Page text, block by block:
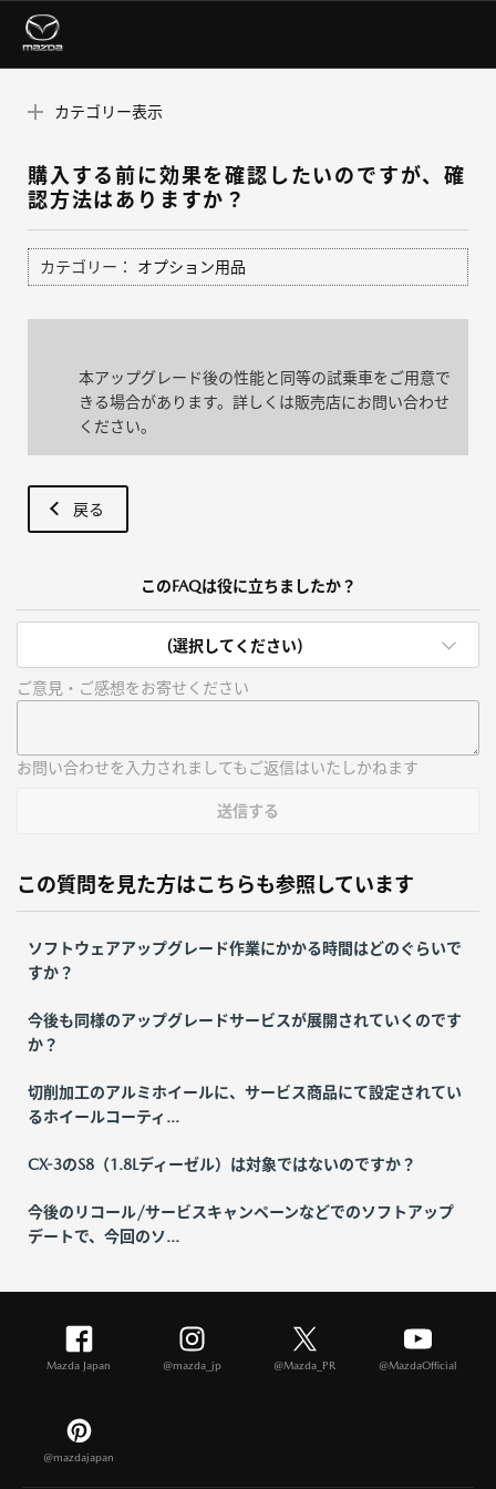
カテゴリー表示
購入する前に効果を確認したいのですが、確
認方法はありますか？
カテゴリー： オプション用品
本アップグレード後の性能と同等の試乗車をご用意で
きる場合があります。詳しくは販売店にお問い合わせ
ください。
戻る
このFAQは役に立ちましたか？
(選択してください)
ご意見・ご感想をお寄せください
お問い合わせを入力されましてもご返信はいたしかねます
送信する
この質問を見た方はこちらも参照しています
ソフトウェアアップグレード作業にかかる時間はどのぐらいで
すか？
今後も同様のアップグレードサービスが展開されていくのです
か？
切削加工のアルミホイールに、サービス商品にて設定されてい
るホイールコーティ...
CX-3のS8（1.8Lディーゼル）は対象ではないのですか？
今後のリコール/サービスキャンペーンなどでのソフトアップ
デートで、今回のソ...
Mazda Japan @mazda_jp @Mazda_PR @MazdaOfficial
@mazdajapan